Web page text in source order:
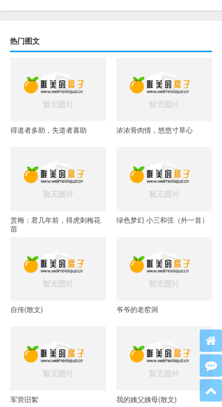
热门图文
得道者多助，失道者寡助 浓浓骨肉情，悠悠寸草心
赏梅：君几年前，得虎刺梅花
苗
绿色梦幻 小三和弦（外一首）
自传(散文) 爷爷的老窑洞
军营旧絮 我的姨父姨母(散文)